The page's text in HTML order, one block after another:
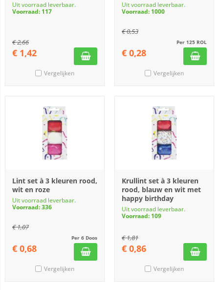
Uit voorraad leverbaar.
Voorraad: 117
€2,66
€ 1,42
Vergelijken
Uit voorraad leverbaar.
Voorraad: 1000
€0,53
Per 125 ROL
€ 0,28
Vergelijken
Lint set à 3 kleuren rood,
wit en roze
Uit voorraad leverbaar.
Voorraad: 336
€1,07
Per 6 Doos
€ 0,68
Vergelijken
Krullint set à 3 kleuren
rood, blauw en wit met
happy birthday
Uit voorraad leverbaar.
Voorraad: 109
€1,81
€ 0,86
Vergelijken